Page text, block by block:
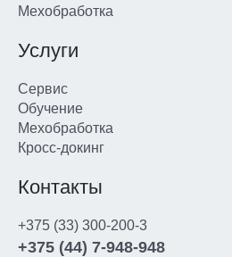
Мехобработка
Услуги
Сервис
Обучение
Мехобработка
Кросс-докинг
Контакты
+375 (33) 300-200-3
+375 (44) 7-948-948